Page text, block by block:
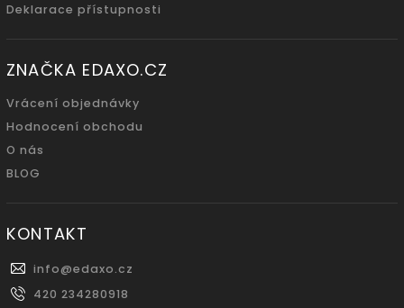
Deklarace přístupnosti
ZNAČKA EDAXO.CZ
Vrácení objednávky
Hodnocení obchodu
O nás
BLOG
KONTAKT
info@edaxo.cz
420 234280918